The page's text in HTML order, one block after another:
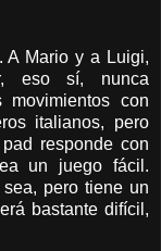
A Mario y a Luigi,
eso sí, nunca
con
italianos, pero
responde con
un juego fácil.
pero tiene un
bastante difícil,